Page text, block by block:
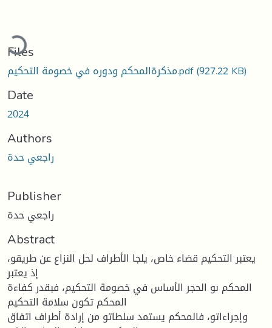
Files
مذكرةالمحكم ودوره في خصومة التحكيم.pdf(927.22 KB)
Date
2024
Authors
راجعي حدة
Publisher
راجعي حدة
Abstract
يعتبر التحكيم قضاء خاص، يلجا الأطراف لحل النزاع عن طريقو،
إذ يعتبر
المحكم ىو الحجر الأساس في خصومة التحكيم، فبقدر كفاءة
المحكم تكون سلامة التحكيم
وإجراءاتو، فالمحكم يستمد سلطاتو من إرادة أطراف اتفاق